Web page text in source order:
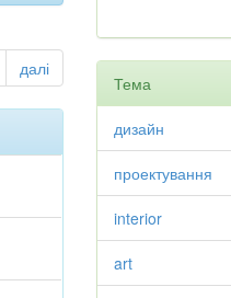
далі
Тема
дизайн
проектування
interior
art